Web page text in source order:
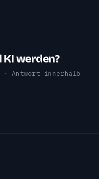
werden?
· Antwort innerhalb